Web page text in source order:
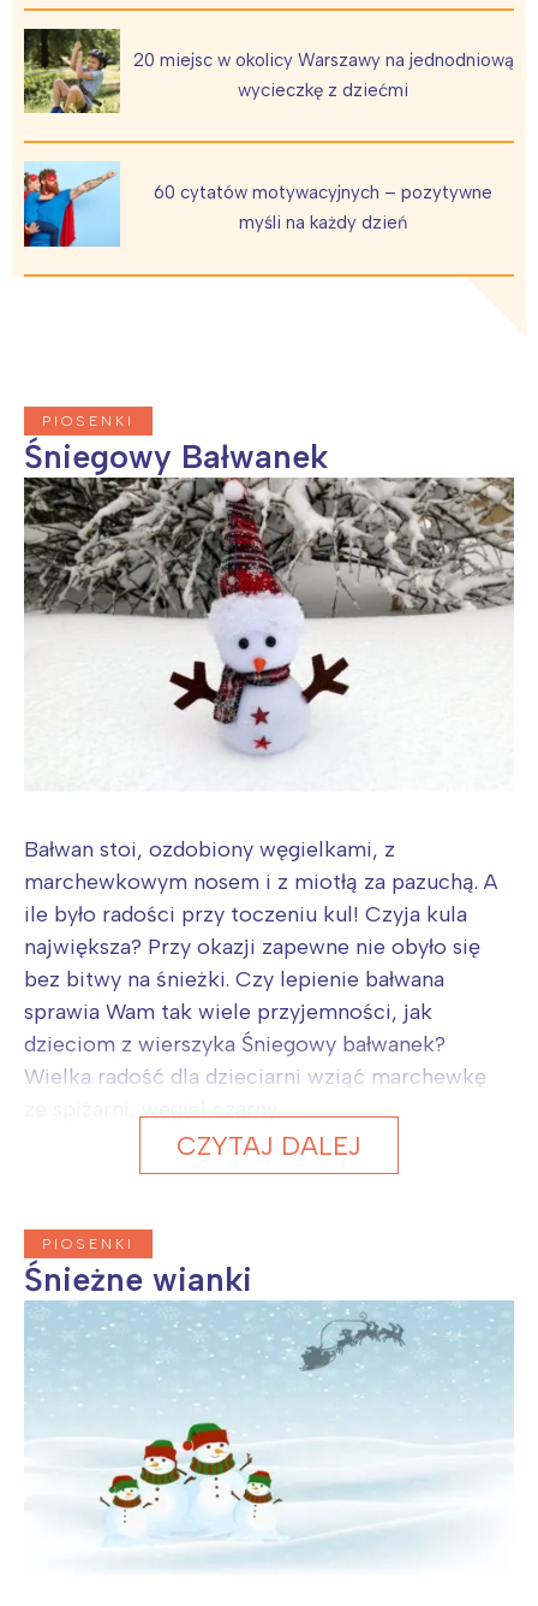
20 miejsc w okolicy Warszawy na jednodniową
wycieczkę z dziećmi
60 cytatów motywacyjnych – pozytywne
myśli na każdy dzień
PIOSENKI
Śniegowy Bałwanek
Bałwan stoi, ozdobiony węgielkami, z
marchewkowym nosem i z miotłą za pazuchą. A
ile było radości przy toczeniu kul! Czyja kula
największa? Przy okazji zapewne nie obyło się
bez bitwy na śnieżki. Czy lepienie bałwana
sprawia Wam tak wiele przyjemności, jak
dzieciom z wierszyka Śniegowy bałwanek?
Wielka radość dla dzieciarni wziąć marchewkę
CZYTAJ DALEJ
PIOSENKI
Śnieżne wianki
Warszawa
Łódź
Trójmiasto
Poznań
Wrocław
Kraków
Południe
Północ